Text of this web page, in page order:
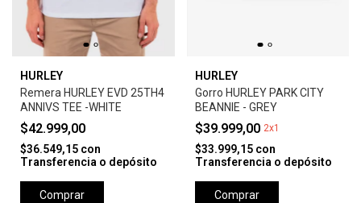
HURLEY
Remera HURLEY EVD 25TH4
ANNIVS TEE -WHITE
$42.999,00
$36.549,15 con
Transferencia o depósito
Comprar
HURLEY
Gorro HURLEY PARK CITY
BEANNIE - GREY
$39.999,00 2x1
$33.999,15 con
Transferencia o depósito
Comprar